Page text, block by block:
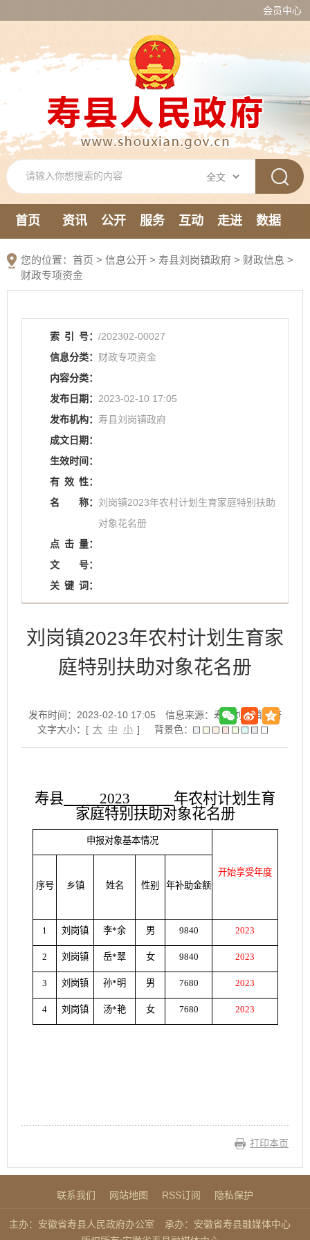
会员中心
首页 资讯 公开 服务 互动 走进
数据
您的位置： 首页 > 信息公开 > 寿县刘岗镇政府 > 财政信息 >
财政专项资金
索 引 号： /202302-00027
信息分类： 财政专项资金
内容分类：
发布日期： 2023-02-10 17:05
发布机构： 寿县刘岗镇政府
成文日期：
生效时间：
有 效 性：
名
称： 刘岗镇2023年农村计划生育家庭特别扶助
对象花名册
点 击 量：
文
号：
关 键 词：
刘岗镇2023年农村计划生育家
庭特别扶助对象花名册
发布时间：2023-02-10 17:05
信息来源：寿县刘岗镇政府
文字大小：[ 大 中 小 ] 背景色：
寿县 2023 年农村计划生育
家庭特别扶助对象花名册
申报对象基本情况
开始享受年度
序号
乡镇 姓名 性别 年补助金额
1 刘岗镇 李*余 男 9840 2023
2 刘岗镇 岳*翠 女 9840 2023
3 刘岗镇 孙*明 男 7680 2023
4 刘岗镇 汤*艳 女 7680 2023
打印本页
联系我们 网站地图 RSS订阅 隐私保护
主办：安徽省寿县人民政府办公室
承办：安徽省寿县融媒体中心